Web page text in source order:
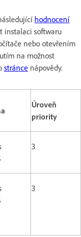
hodnocení
instalaci softwaru
nebo otevřením
na možnost
stránce nápovědy.
Úroveň
priority
3
3